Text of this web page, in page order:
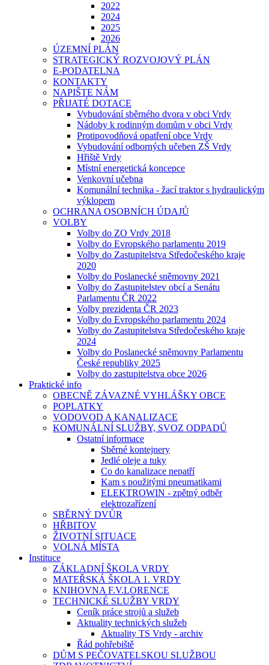
2022
2024
2025
2026
ÚZEMNÍ PLÁN
STRATEGICKÝ ROZVOJOVÝ PLÁN
E-PODATELNA
KONTAKTY
NAPIŠTE NÁM
PŘIJATÉ DOTACE
Vybudování sběrného dvora v obci Vrdy
Nádoby k rodinným domům v obci Vrdy
Protipovodňová opatření obce Vrdy
Vybudování odborných učeben ZŠ Vrdy
Hřiště Vrdy
Místní energetická koncepce
Venkovní učebna
Komunální technika - žací traktor s hydraulickým
výklopem
OCHRANA OSOBNÍCH ÚDAJŮ
VOLBY
Volby do ZO Vrdy 2018
Volby do Evropského parlamentu 2019
Volby do Zastupitelstva Středočeského kraje
2020
Volby do Poslanecké sněmovny 2021
Volby do Zastupitelstev obcí a Senátu
Parlamentu ČR 2022
Volby prezidenta ČR 2023
Volby do Evropského parlamentu 2024
Volby do Zastupitelstva Středočeského kraje
2024
Volby do Poslanecké sněmovny Parlamentu
České republiky 2025
Volby do zastupitelstva obce 2026
Praktické info
OBECNĚ ZÁVAZNÉ VYHLÁŠKY OBCE
POPLATKY
VODOVOD A KANALIZACE
KOMUNÁLNÍ SLUŽBY, SVOZ ODPADŮ
Ostatní informace
Sběrné kontejnery
Jedlé oleje a tuky
Co do kanalizace nepatří
Kam s použitými pneumatikami
ELEKTROWIN - zpětný odběr
elektrozařízení
SBĚRNÝ DVŮR
HŘBITOV
ŽIVOTNÍ SITUACE
VOLNÁ MÍSTA
Instituce
ZÁKLADNÍ ŠKOLA VRDY
MATEŘSKÁ ŠKOLA 1. VRDY
KNIHOVNA F.V.LORENCE
TECHNICKÉ SLUŽBY VRDY
Ceník práce strojů a služeb
Aktuality technických služeb
Aktuality TS Vrdy - archiv
Řád pohřebiště
DŮM S PEČOVATELSKOU SLUŽBOU